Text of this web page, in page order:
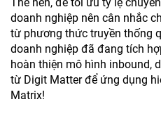
doanh nghiệp nên cân nhắc
từ phương thức truyền thống
doanh nghiệp đã đang tích
hoàn thiện mô hình inbound,
từ Digit Matter để ứng dụng
Matrix!